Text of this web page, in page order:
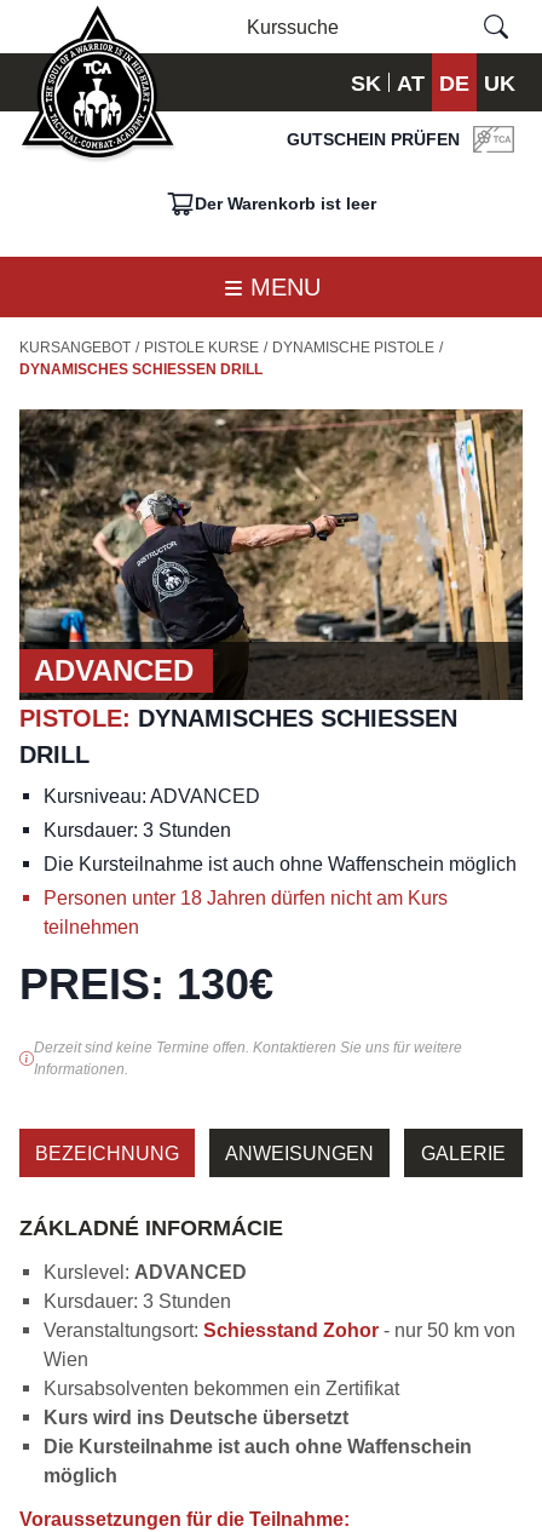
SK AT DE UK
GUTSCHEIN PRÜFEN
Der Warenkorb ist leer
MENU
KURSANGEBOT / PISTOLE KURSE / DYNAMISCHE PISTOLE /
DYNAMISCHES SCHIESSEN DRILL
ADVANCED
PISTOLE: DYNAMISCHES SCHIESSEN D
RILL
Kursniveau: ADVANCED
Kursdauer: 3 Stunden
Die Kursteilnahme ist auch ohne Waffenschein möglich
Personen unter 18 Jahren dürfen nicht am Kurs
teilnehmen
PREIS: 130€
Derzeit sind keine Termine offen. Kontaktieren Sie uns für weitere
Informationen.
BEZEICHNUNG ANWEISUNGEN GALERIE
ZÁKLADNÉ INFORMÁCIE
Kurslevel: ADVANCED
Kursdauer: 3 Stunden
Veranstaltungsort: Schiesstand Zohor - nur 50 km von
Wien
Kursabsolventen bekommen ein Zertifikat
Kurs wird ins Deutsche übersetzt
Die Kursteilnahme ist auch ohne Waffenschein
möglich
Voraussetzungen für die Teilnahme: